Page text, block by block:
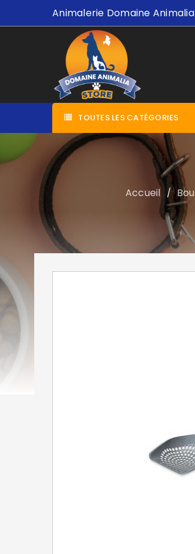
Animalerie Domaine Animalia
TOUTES LES CATÉGORIES
Accueil /